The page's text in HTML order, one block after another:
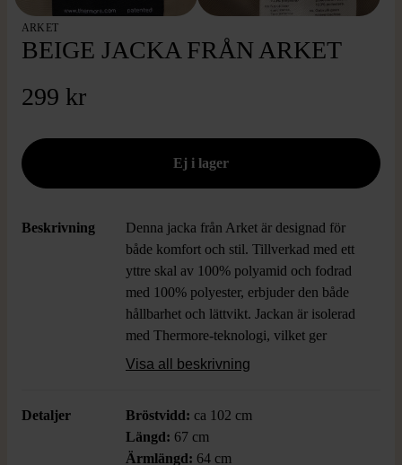
ARKET
BEIGE JACKA FRÅN ARKET
299 kr
Beskrivning
Denna jacka från Arket är designad för
både komfort och stil. Tillverkad med ett
yttre skal av 100% polyamid och fodrad
med 100% polyester, erbjuder den både
hållbarhet och lättvikt. Jackan är isolerad
med Thermore-teknologi, vilket ger
utmärkt värmeegenskaper utan att vara
extra funktionalitet.
Visa all beskrivning
Detaljer Bröstvidd: ca 102 cm
Längd: 67 cm
Ärmlängd: 64 cm